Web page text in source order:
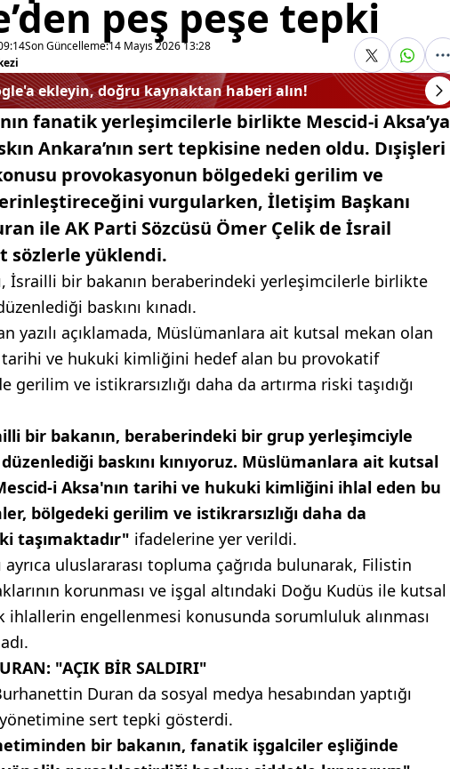
peş peşe tepki
Son Güncelleme:14 Mayıs 2026 13:28
ekleyin, doğru kaynaktan haberi alın!
fanatik yerleşimcilerle birlikte Mescid-i Aksa’ya
Ankara’nın sert tepkisine neden oldu. Dışişleri
provokasyonun bölgedeki gerilim ve
vurgularken, İletişim Başkanı
ile AK Parti Sözcüsü Ömer Çelik de İsrail
sözlerle yüklendi.
İsrailli bir bakanın beraberindeki yerleşimcilerle birlikte
baskını kınadı.
yazılı açıklamada, Müslümanlara ait kutsal mekan olan
tarihi ve hukuki kimliğini hedef alan bu provokatif
gerilim ve istikrarsızlığı daha da artırma riski taşıdığı
bir bakanın, beraberindeki bir grup yerleşimciyle
baskını kınıyoruz. Müslümanlara ait kutsal
i Aksa'nın tarihi ve hukuki kimliğini ihlal eden bu
bölgedeki gerilim ve istikrarsızlığı daha da
taşımaktadır" ifadelerine yer verildi.
ayrıca uluslararası topluma çağrıda bulunarak, Filistin
korunması ve işgal altındaki Doğu Kudüs ile kutsal
ihlallerin engellenmesi konusunda sorumluluk alınması
"AÇIK BİR SALDIRI"
Duran da sosyal medya hesabından yaptığı
sert tepki gösterdi.
bir bakanın, fanatik işgalciler eşliğinde